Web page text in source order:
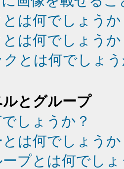
は何でしょうか
は何でしょうか
クとは何でしょ
とグループ
しょうか？
は何でしょうか
プとは何でし